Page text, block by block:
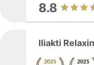
8.8
Iliakti